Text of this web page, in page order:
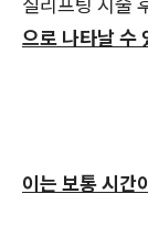
으로 나타날 수
이는 보통 시간